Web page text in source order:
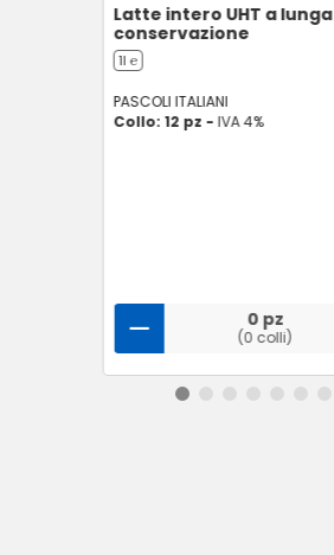
Latte intero UHT a lunga
conservazione
1l ℮
PASCOLI ITALIANI
Collo: 12 pz - IVA 4%
0 pz
(0 colli)